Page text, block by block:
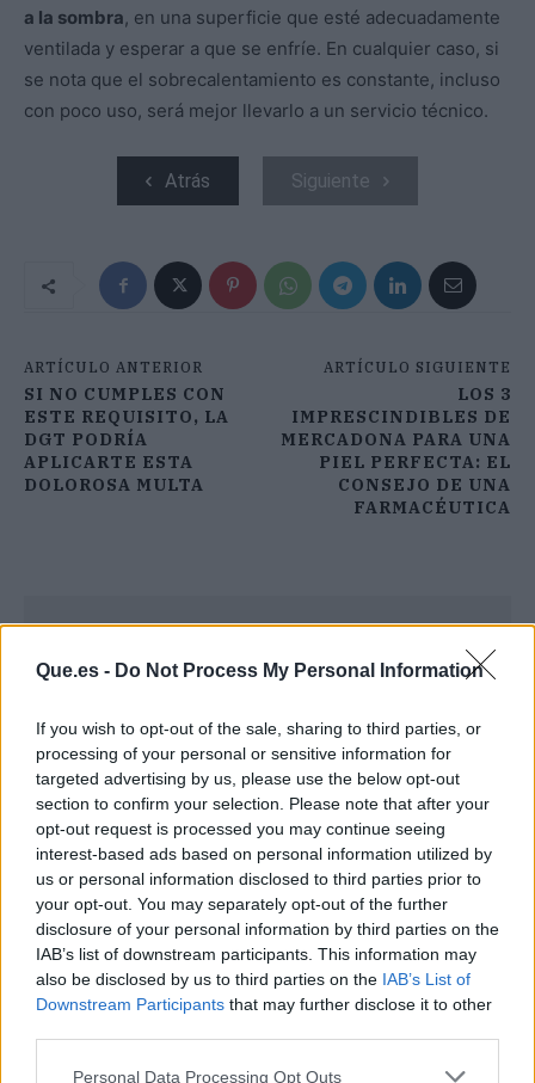
Que.es - Do Not Process My Personal Information
If you wish to opt-out of the sale, sharing to third parties, or
processing of your personal or sensitive information for
targeted advertising by us, please use the below opt-out
section to confirm your selection. Please note that after your
opt-out request is processed you may continue seeing
interest-based ads based on personal information utilized by
us or personal information disclosed to third parties prior to
your opt-out. You may separately opt-out of the further
disclosure of your personal information by third parties on the
IAB’s list of downstream participants. This information may
also be disclosed by us to third parties on the IAB’s List of
Downstream Participants that may further disclose it to other
Personal Data Processing Opt Outs
a la sombra, en una superficie que esté adecuadamente
ventilada y esperar a que se enfríe. En cualquier caso, si
se nota que el sobrecalentamiento es constante, incluso
con poco uso, será mejor llevarlo a un servicio técnico.
Atrás Siguiente
ARTÍCULO ANTERIOR
SI NO CUMPLES CON
ESTE REQUISITO, LA
DGT PODRÍA
APLICARTE ESTA
DOLOROSA MULTA
ARTÍCULO SIGUIENTE
LOS 3
IMPRESCINDIBLES DE
MERCADONA PARA UNA
PIEL PERFECTA: EL
CONSEJO DE UNA
FARMACÉUTICA
Publicidad